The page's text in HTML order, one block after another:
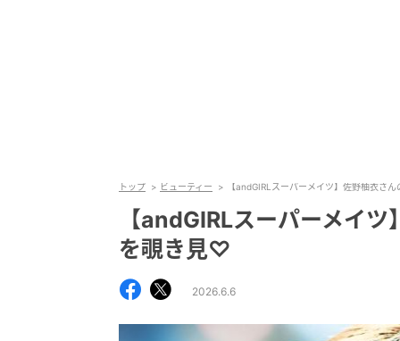
トップ ビューティー 【andGIRLスーパーメイツ】佐野柚衣さ
【andGIRLスーパーメイ
を覗き見♡
2026.6.6